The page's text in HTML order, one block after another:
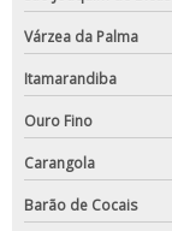
Várzea da Palma
Itamarandiba
Ouro Fino
Carangola
Barão de Cocais